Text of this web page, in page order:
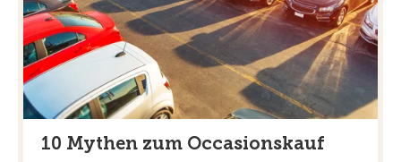
10 Mythen zum Occasionskauf